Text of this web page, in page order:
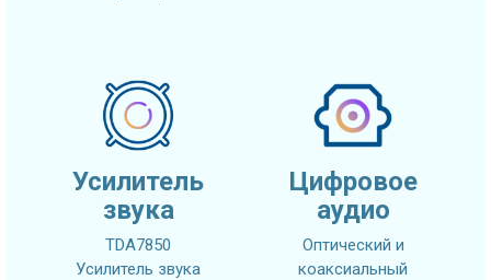
Усилитель
звука
TDA7850
Усилитель звука
Цифровое
аудио
Оптический и
коаксиальный